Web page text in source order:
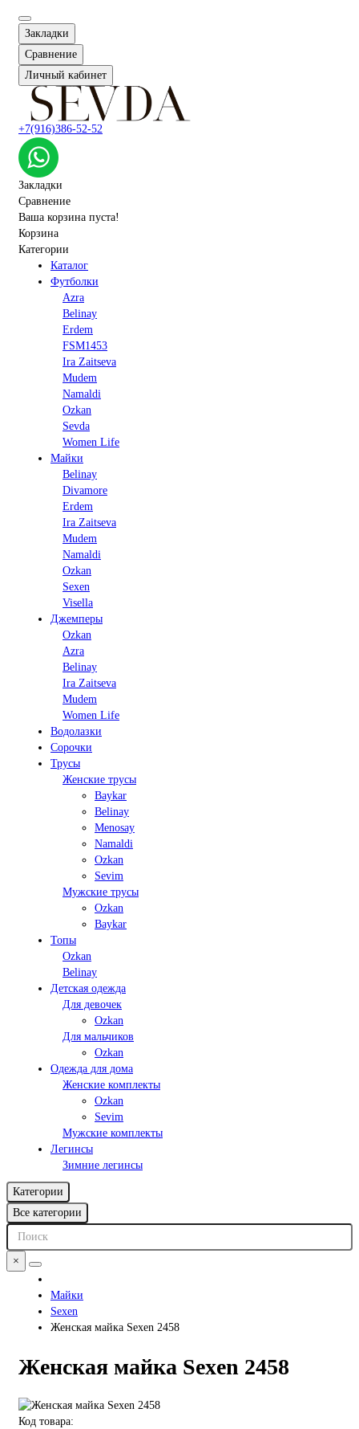
Закладки
Сравнение
Личный кабинет
+7(916)386-52-52
Закладки
Сравнение
Ваша корзина пуста!
Корзина
Категории
Каталог
Футболки
Azra
Belinay
Erdem
FSM1453
Ira Zaitseva
Mudem
Namaldi
Ozkan
Sevda
Women Life
Майки
Belinay
Divamore
Erdem
Ira Zaitseva
Mudem
Namaldi
Ozkan
Sexen
Visella
Джемперы
Ozkan
Azra
Belinay
Ira Zaitseva
Mudem
Women Life
Водолазки
Сорочки
Трусы
Женские трусы
Baykar
Belinay
Menosay
Namaldi
Ozkan
Sevim
Мужские трусы
Ozkan
Baykar
Топы
Ozkan
Belinay
Детская одежда
Для девочек
Ozkan
Для мальчиков
Ozkan
Одежда для дома
Женские комплекты
Ozkan
Sevim
Мужские комплекты
Легинсы
Зимние легинсы
Категории
Все категории
×
Майки
Sexen
Женская майка Sexen 2458
Женская майка Sexen 2458
Код товара: